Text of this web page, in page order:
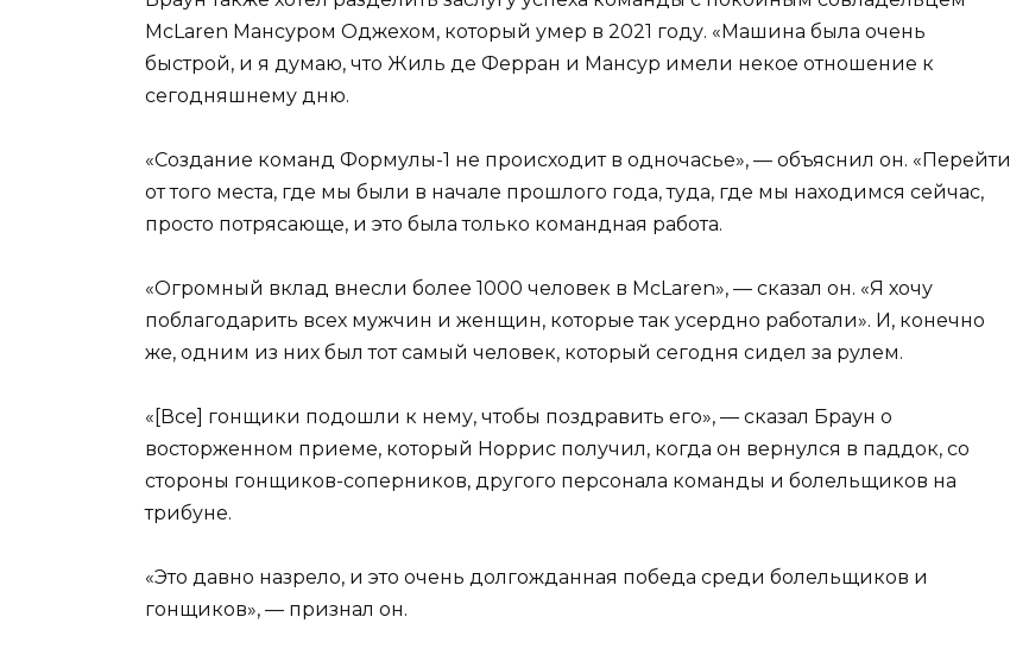
McLaren Мансуром Оджехом, который умер в 2021 году. «Машина была очень
быстрой, и я думаю, что Жиль де Ферран и Мансур имели некое отношение к
сегодняшнему дню.
«Создание команд Формулы-1 не происходит в одночасье», — объяснил он. «Перейти
от того места, где мы были в начале прошлого года, туда, где мы находимся сейчас,
просто потрясающе, и это была только командная работа.
«Огромный вклад внесли более 1000 человек в McLaren», — сказал он. «Я хочу
поблагодарить всех мужчин и женщин, которые так усердно работали». И, конечно
же, одним из них был тот самый человек, который сегодня сидел за рулем.
«[Все] гонщики подошли к нему, чтобы поздравить его», — сказал Браун о
восторженном приеме, который Норрис получил, когда он вернулся в паддок, со
стороны гонщиков-соперников, другого персонала команды и болельщиков на
трибуне.
«Это давно назрело, и это очень долгожданная победа среди болельщиков и
гонщиков», — признал он.